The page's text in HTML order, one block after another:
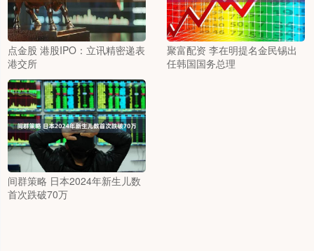
点金股 港股IPO：立讯精密递表
港交所
聚富配资 李在明提名金民锡出
任韩国国务总理
间群策略 日本2024年新生儿数
首次跌破70万